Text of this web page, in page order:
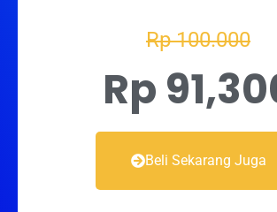
Rp 100.000
Rp
Beli Sekarang Juga